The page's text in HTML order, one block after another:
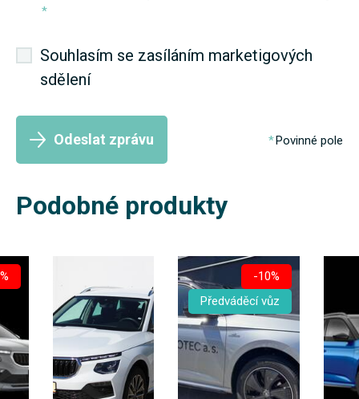
*
Souhlasím se zasíláním marketigových
sdělení
Odeslat zprávu Povinné pole
Podobné produkty
-10%
Předváděcí vůz